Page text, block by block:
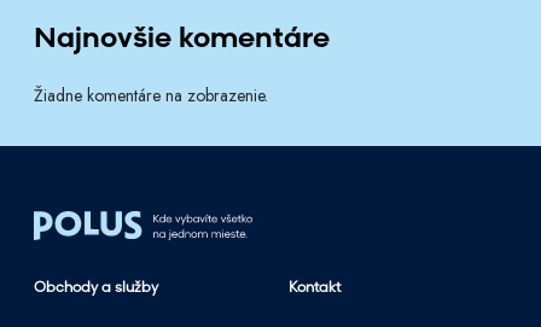
Najnovšie komentáre
Žiadne komentáre na zobrazenie.
Kontakt
Obchody a služby